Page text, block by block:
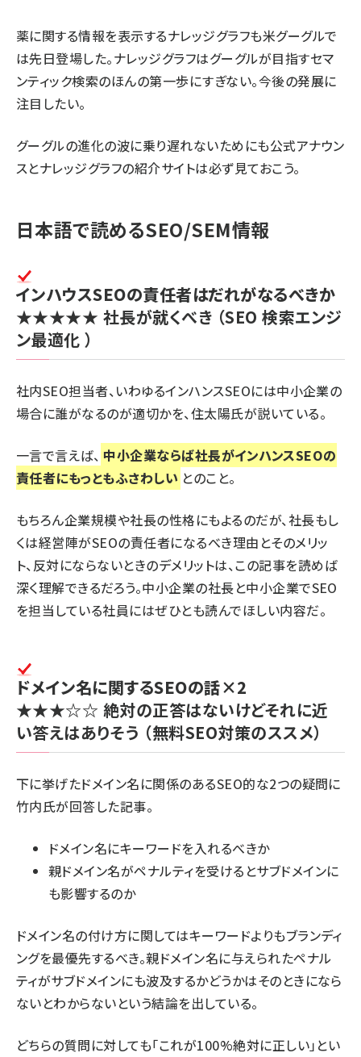
薬に関する情報を表示するナレッジグラフも米グーグルで
は先日登場した。ナレッジグラフはグーグルが目指すセマ
ンティック検索のほんの第一歩にすぎない。今後の発展に
注目したい。
グーグルの進化の波に乗り遅れないためにも公式アナウン
スとナレッジグラフの紹介サイトは必ず見ておこう。
日本語で読めるSEO/SEM情報
インハウスSEOの責任者はだれがなるべきか
★★★★★ 社長が就くべき （SEO 検索エンジ
ン最適化 ）
社内SEO担当者、いわゆるインハンスSEOには中小企業の
場合に誰がなるのが適切かを、住太陽氏が説いている。
一言で言えば、 中小企業ならば社長がインハンスSEOの
責任者にもっともふさわしい とのこと。
もちろん企業規模や社長の性格にもよるのだが、社長もし
くは経営陣がSEOの責任者になるべき理由とそのメリッ
ト、反対にならないときのデメリットは、この記事を読めば
深く理解できるだろう。中小企業の社長と中小企業でSEO
を担当している社員にはぜひとも読んでほしい内容だ。
ドメイン名に関するSEOの話×2
★★★☆☆ 絶対の正答はないけどそれに近
い答えはありそう （無料SEO対策のススメ）
下に挙げたドメイン名に関係のあるSEO的な2つの疑問に
竹内氏が回答した記事。
ドメイン名にキーワードを入れるべきか
親ドメイン名がペナルティを受けるとサブドメインに
も影響するのか
ドメイン名の付け方に関してはキーワードよりもブランディ
ングを最優先するべき。親ドメイン名に与えられたペナル
ティがサブドメインにも波及するかどうかはそのときになら
ないとわからないという結論を出している。
どちらの質問に対しても「これが100%絶対に正しい」とい